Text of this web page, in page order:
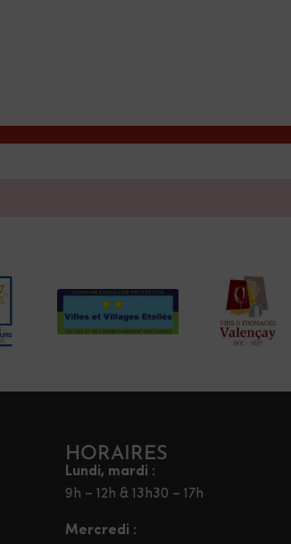
HORAIRES
Lundi, mardi :
9h – 12h & 13h30 – 17h
Mercredi :